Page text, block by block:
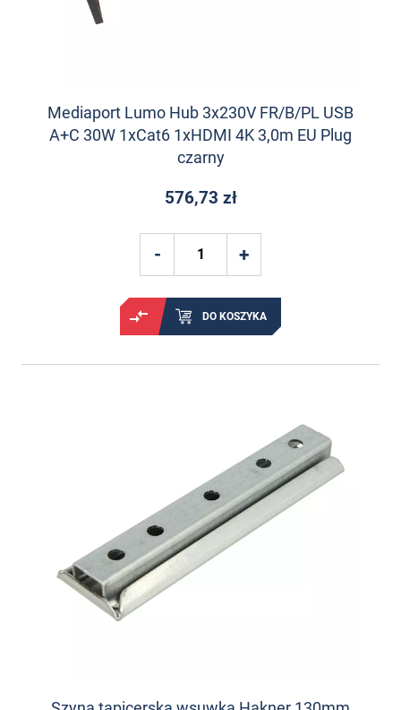
Mediaport Lumo Hub 3x230V FR/B/PL USB
A+C 30W 1xCat6 1xHDMI 4K 3,0m EU Plug
czarny
576,73 zł
DO KOSZYKA